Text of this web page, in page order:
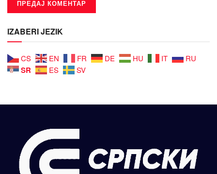
IZABERI JEZIK
CS EN FR DE HU IT RU
SR ES SV